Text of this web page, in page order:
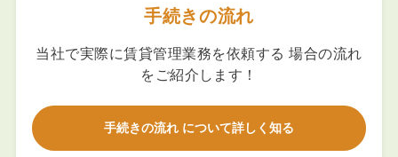
手続きの流れ
当社で実際に賃貸管理業務を依頼する 場合の流れ
をご紹介します！
手続きの流れ について詳しく知る